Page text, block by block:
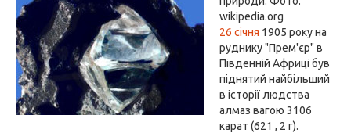
wikipedia.org
26 січня 1905 року на
руднику "Прем'єр" в
Південній Африці був
піднятий найбільший
в історії людства
алмаз вагою 3106
карат (621 , 2 г).